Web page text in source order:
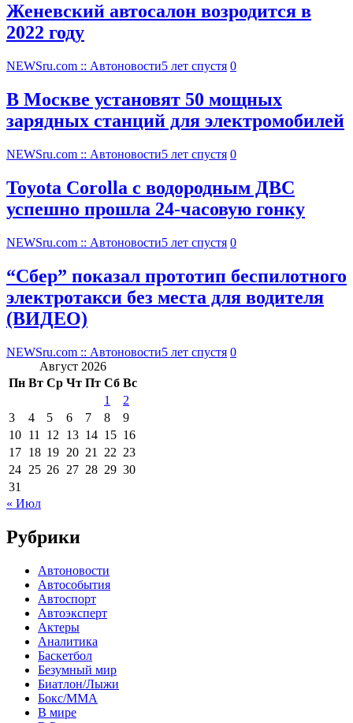
Женевский автосалон возродится в
2022 году
NEWSru.com :: Автоновости5 лет спустя 0
В Москве установят 50 мощных
зарядных станций для электромобилей
NEWSru.com :: Автоновости5 лет спустя 0
Toyota Corolla с водородным ДВС
успешно прошла 24-часовую гонку
NEWSru.com :: Автоновости5 лет спустя 0
“Сбер” показал прототип беспилотного
электротакси без места для водителя
(ВИДЕО)
NEWSru.com :: Автоновости5 лет спустя 0
Август 2026
Пн Вт Ср Чт Пт Сб Вс
1
2
3
4 5 6 7 8
9
10 11 12 13 14 15 16
17 18 19 20 21 22 23
24 25 26 27 28 29 30
31
« Июл
Рубрики
Автоновости
Автособытия
Автоспорт
Автоэксперт
Актеры
Аналитика
Баскетбол
Безумный мир
Биатлон/Лыжи
Бокс/MMA
В мире